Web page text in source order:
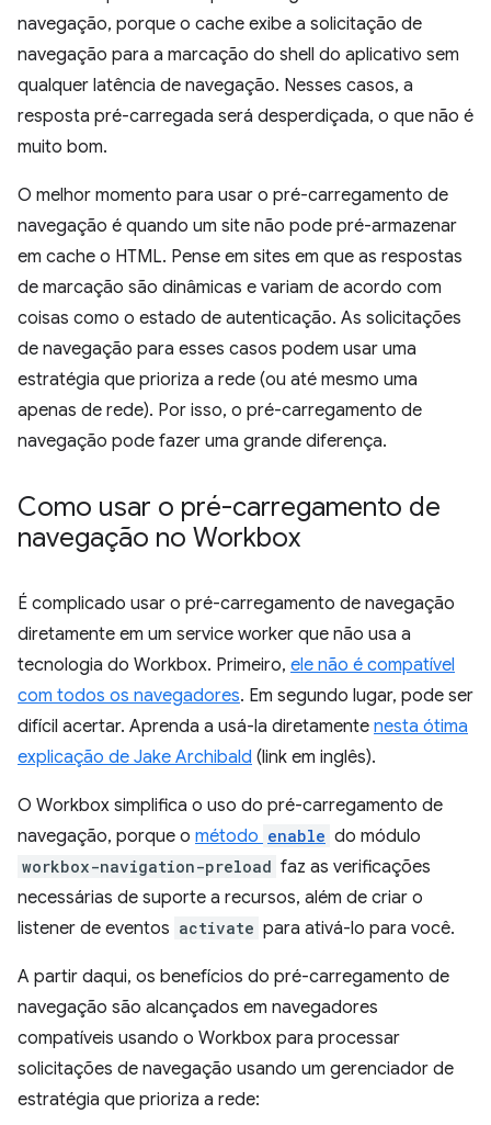
navegação, porque o cache exibe a solicitação de
navegação para a marcação do shell do aplicativo sem
qualquer latência de navegação. Nesses casos, a
resposta pré-carregada será desperdiçada, o que não é
muito bom.
O melhor momento para usar o pré-carregamento de
navegação é quando um site não pode pré-armazenar
em cache o HTML. Pense em sites em que as respostas
de marcação são dinâmicas e variam de acordo com
coisas como o estado de autenticação. As solicitações
de navegação para esses casos podem usar uma
estratégia que prioriza a rede (ou até mesmo uma
apenas de rede). Por isso, o pré-carregamento de
navegação pode fazer uma grande diferença.
Como usar o pré-carregamento de
navegação no Workbox
É complicado usar o pré-carregamento de navegação
diretamente em um service worker que não usa a
tecnologia do Workbox. Primeiro, ele não é compatível
com todos os navegadores. Em segundo lugar, pode ser
difícil acertar. Aprenda a usá-la diretamente nesta ótima
explicação de Jake Archibald (link em inglês).
O Workbox simplifica o uso do pré-carregamento de
navegação, porque o método enable do módulo
workbox-navigation-preload faz as verificações
necessárias de suporte a recursos, além de criar o
listener de eventos activate para ativá-lo para você.
A partir daqui, os benefícios do pré-carregamento de
navegação são alcançados em navegadores
compatíveis usando o Workbox para processar
solicitações de navegação usando um gerenciador de
estratégia que prioriza a rede: